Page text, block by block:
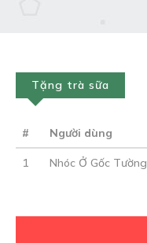
Tặng trà sữa
# Người dùng
1 Nhóc Ở Gốc Tường